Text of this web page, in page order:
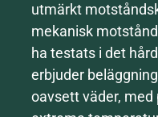
utmärkt
mekanisk
ha testats i det
erbjuder
oavsett väder,